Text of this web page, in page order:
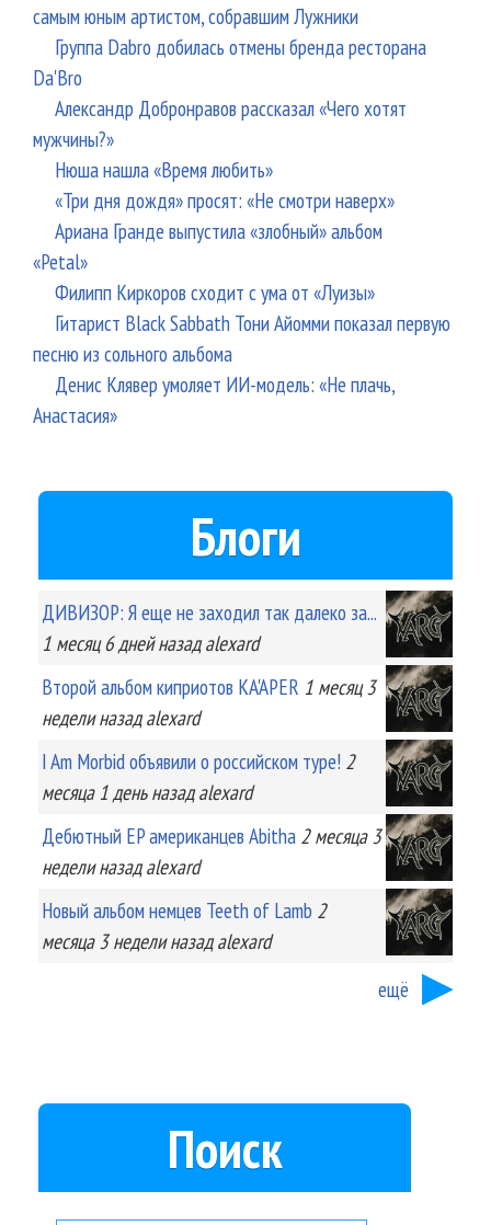
самым юным артистом, собравшим Лужники
Группа Dabro добилась отмены бренда ресторана
Da'Bro
Александр Добронравов рассказал «Чего хотят
мужчины?»
Нюша нашла «Время любить»
«Три дня дождя» просят: «Не смотри наверх»
Ариана Гранде выпустила «злобный» альбом
«Petal»
Филипп Киркоров сходит с ума от «Луизы»
Гитарист Black Sabbath Тони Айомми показал первую
песню из сольного альбома
Денис Клявер умоляет ИИ-модель: «Не плачь,
Анастасия»
Блоги
ДИВИЗОР: Я еще не заходил так далеко за...
1 месяц 6 днейназад alexard
Второй альбом киприотов KA'APER 1 месяц 3
неделиназад alexard
I Am Morbid объявили о российском туре! 2
месяца 1 деньназад alexard
Дебютный EP американцев Abitha 2 месяца 3
неделиназад alexard
Новый альбом немцев Teeth of Lamb 2
месяца 3 неделиназад alexard
ещё
Поиск